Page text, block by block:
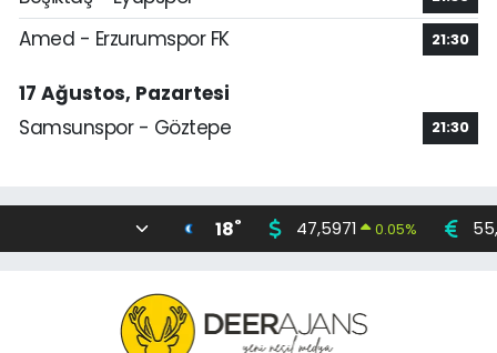
Amed - Erzurumspor FK 21:30
17 Ağustos, Pazartesi
Samsunspor - Göztepe
21:30
18° 47,5971 0.05%